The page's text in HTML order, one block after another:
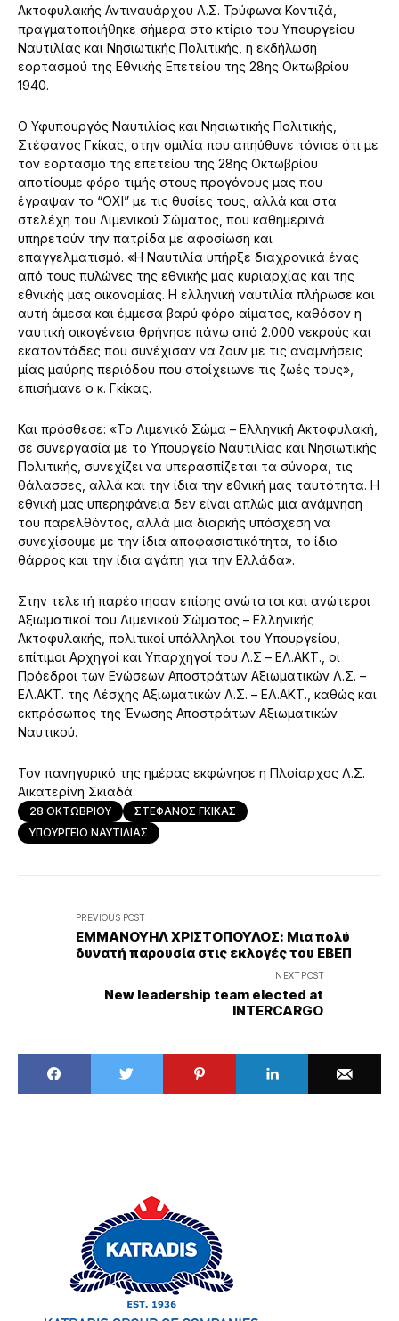
Ακτοφυλακής Αντιναυάρχου Λ.Σ. Τρύφωνα Κοντιζά,
πραγματοποιήθηκε σήμερα στο κτίριο του Υπουργείου
Ναυτιλίας και Νησιωτικής Πολιτικής, η εκδήλωση
εορτασμού της Εθνικής Επετείου της 28ης Οκτωβρίου
1940.
Ο Υφυπουργός Ναυτιλίας και Νησιωτικής Πολιτικής,
Στέφανος Γκίκας, στην ομιλία που απηύθυνε τόνισε ότι με
τον εορτασμό της επετείου της 28ης Οκτωβρίου
αποτίουμε φόρο τιμής στους προγόνους μας που
έγραψαν το “ΟΧΙ” με τις θυσίες τους, αλλά και στα
στελέχη του Λιμενικού Σώματος, που καθημερινά
υπηρετούν την πατρίδα με αφοσίωση και
επαγγελματισμό. «Η Ναυτιλία υπήρξε διαχρονικά ένας
από τους πυλώνες της εθνικής μας κυριαρχίας και της
εθνικής μας οικονομίας. Η ελληνική ναυτιλία πλήρωσε και
αυτή άμεσα και έμμεσα βαρύ φόρο αίματος, καθόσον η
ναυτική οικογένεια θρήνησε πάνω από 2.000 νεκρούς και
εκατοντάδες που συνέχισαν να ζουν με τις αναμνήσεις
μίας μαύρης περιόδου που στοίχειωνε τις ζωές τους»,
επισήμανε ο κ. Γκίκας.
Και πρόσθεσε: «Το Λιμενικό Σώμα – Ελληνική Ακτοφυλακή,
σε συνεργασία με το Υπουργείο Ναυτιλίας και Νησιωτικής
Πολιτικής, συνεχίζει να υπερασπίζεται τα σύνορα, τις
θάλασσες, αλλά και την ίδια την εθνική μας ταυτότητα. Η
εθνική μας υπερηφάνεια δεν είναι απλώς μια ανάμνηση
του παρελθόντος, αλλά μια διαρκής υπόσχεση να
συνεχίσουμε με την ίδια αποφασιστικότητα, το ίδιο
θάρρος και την ίδια αγάπη για την Ελλάδα».
Στην τελετή παρέστησαν επίσης ανώτατοι και ανώτεροι
Αξιωματικοί του Λιμενικού Σώματος – Ελληνικής
Ακτοφυλακής, πολιτικοί υπάλληλοι του Υπουργείου,
επίτιμοι Αρχηγοί και Υπαρχηγοί του Λ.Σ – ΕΛ.ΑΚΤ., οι
Πρόεδροι των Ενώσεων Αποστράτων Αξιωματικών Λ.Σ. –
ΕΛ.ΑΚΤ. της Λέσχης Αξιωματικών Λ.Σ. – ΕΛ.ΑΚΤ., καθώς και
εκπρόσωπος της Ένωσης Αποστράτων Αξιωματικών
Ναυτικού.
Τον πανηγυρικό της ημέρας εκφώνησε η Πλοίαρχος Λ.Σ.
Αικατερίνη Σκιαδά.
28 ΟΚΤΩΒΡΙΟΥ
ΣΤΕΦΑΝΟΣ ΓΚΙΚΑΣ
ΥΠΟΥΡΓΕΙΟ ΝΑΥΤΙΛΙΑΣ
PREVIOUS POST
ΕΜΜΑΝΟΥΗΛ ΧΡΙΣΤΟΠΟΥΛΟΣ: Μια πολύ
δυνατή παρουσία στις εκλογές του ΕΒΕΠ
NEXT POST
New leadership team elected at
INTERCARGO